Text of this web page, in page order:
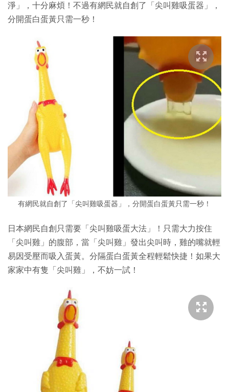
淨」，十分麻煩！不過有網民就自創了「尖叫雞吸蛋器」，
分開蛋白蛋黃只需一秒！
有網民就自創了「尖叫雞吸蛋器」，分開蛋白蛋黃只需一秒！
日本網民自創只需要「尖叫雞吸蛋大法」！只需大力按住
「尖叫雞」的腹部，當「尖叫雞」發出尖叫時，雞的嘴就輕
易因受壓而吸入蛋黃。分隔蛋白蛋黃全程輕鬆快捷！如果大
家家中有隻「尖叫雞」，不妨一試！